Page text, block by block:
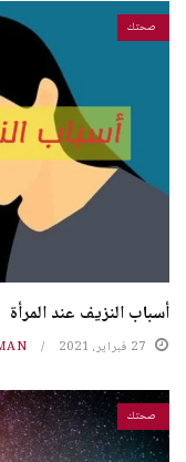
صحتك
أسباب النزيف عند المرأة
27 فبراير، 2021
صحتك